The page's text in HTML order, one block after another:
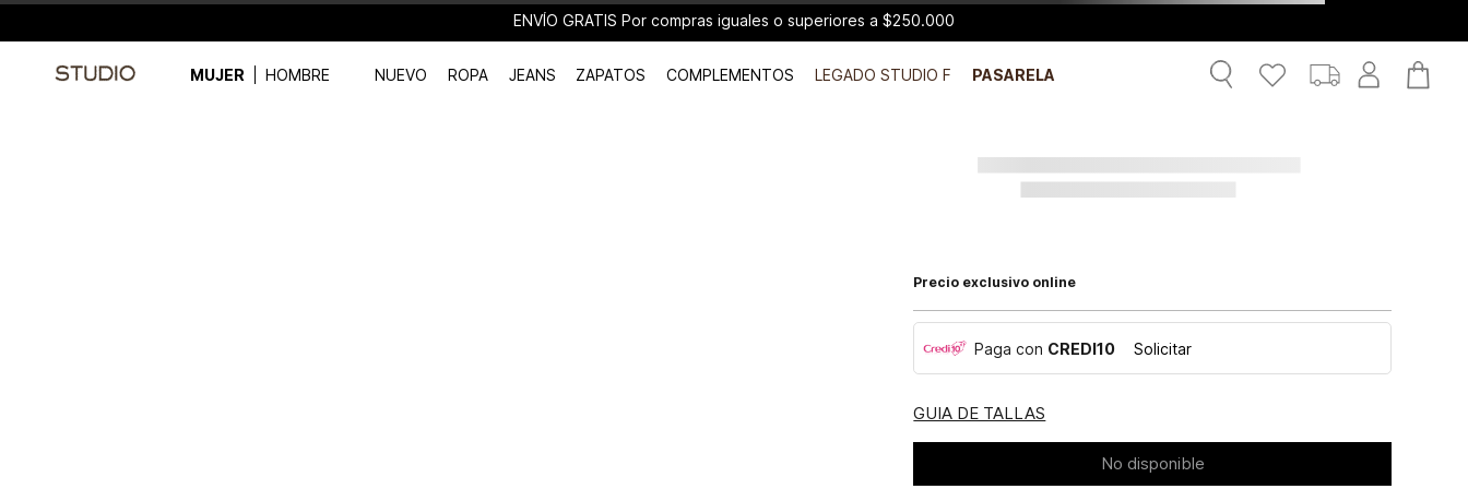
ENVÍO GRATIS Por compras iguales o superiores a $250.000
MUJER HOMBRE NUEVO ROPA JEANS ZAPATOS COMPLEMENTOS LEGADO STUDIO F PASARELA
Precio exclusivo online
Paga con CREDI10 Solicitar
GUIA DE TALLAS
No disponible